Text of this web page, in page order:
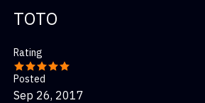
TOTO
Rating
Posted
Sep 26, 2017